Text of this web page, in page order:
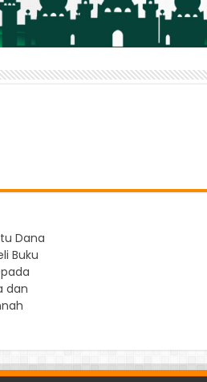
Dana
Buku
dan